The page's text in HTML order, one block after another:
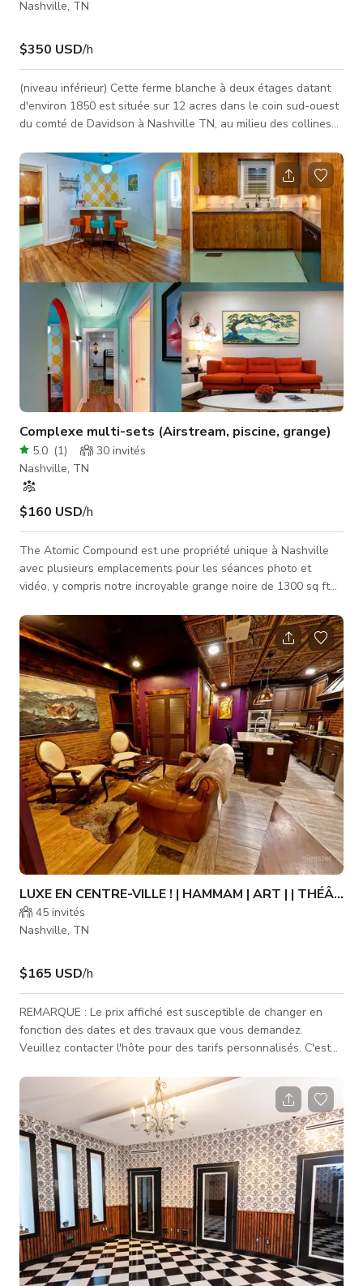
Nashville, TN
$350 USD/h
(niveau inférieur) Cette ferme blanche à deux étages datant
d'environ 1850 est située sur 12 acres dans le coin sud-ouest
du comté de Davidson à Nashville TN, au milieu des collines
terrain diversifié offre des champs ouverts, des zones boisées,
des rangées d'arbres matures et de vastes cieux ouverts tout
en offrant beaucoup d'ombre d'arbres. Le porche avant de 40'
de large sur 10' de profondeur, le balcon et de nombreuses
fenêtre
Complexe multi-sets (Airstream, piscine, grange)
5.0 (1) 30 invités
Nashville, TN
$160 USD/h
The Atomic Compound est une propriété unique à Nashville
avec plusieurs emplacements pour les séances photo et
vidéo, y compris notre incroyable grange noire de 1300 sq ft
ouvert et sol en béton. (la grange n'a pas de climatisation ni
de chauffage) Située à côté de la grange, vous trouverez
notre scène de piscine chic avec une terrasse peinte de
couleur vive, de style milieu du siècle. La partie arrière de
notre propriét
LUXE EN CENTRE-VILLE ! | HAMMAM | ART | | THÉÂTRE
45 invités
Nashville, TN
$165 USD/h
REMARQUE : Le prix affiché est susceptible de changer en
fonction des dates et des travaux que vous demandez.
Veuillez contacter l'hôte pour des tarifs personnalisés. C'est
œuvres d'art décorent ce bâtiment historique situé en plein
centre-ville. À seulement deux rues et demie de Broadway.
Cette unité entièrement personnalisée est équipée d'une
douche vapeur pour 6 personnes, d'une immense cuisine
complète, d'un écra